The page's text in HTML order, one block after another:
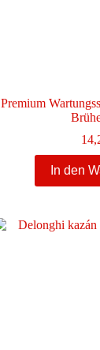
Premium
In den